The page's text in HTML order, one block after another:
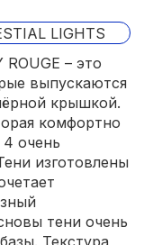
ROUGE – это
выпускаются
крышкой.
комфортно
очень
изготовлены
тени очень